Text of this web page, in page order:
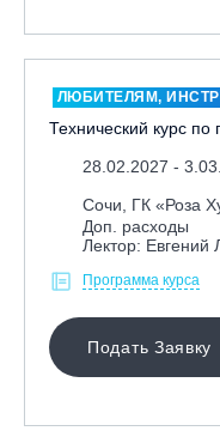
ЛЮБИТЕЛЯМ,
Технический курс
28.02.2027 -
Сочи, ГК «Роза
Доп. расходы
Лектор: Евгений
Программа курса
Подать Заявку